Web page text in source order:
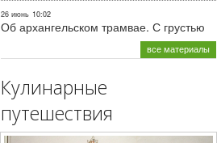
26 июнь 10:02
Об архангельском трамвае. С грустью
все материалы
Кулинарные
путешествия